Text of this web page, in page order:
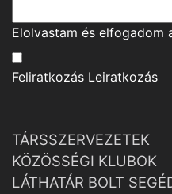
Elolvastam és elfogadom
Feliratkozás Leiratkozás
TÁRSSZERVEZETEK
KÖZÖSSÉGI KLUBOK
LÁTHATÁR BOLT